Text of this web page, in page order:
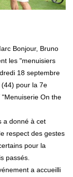
les "menuisiers
18 septembre
pour la 7e
On the
a donné à cet
respect des gestes
pour la
passés.
a accueilli